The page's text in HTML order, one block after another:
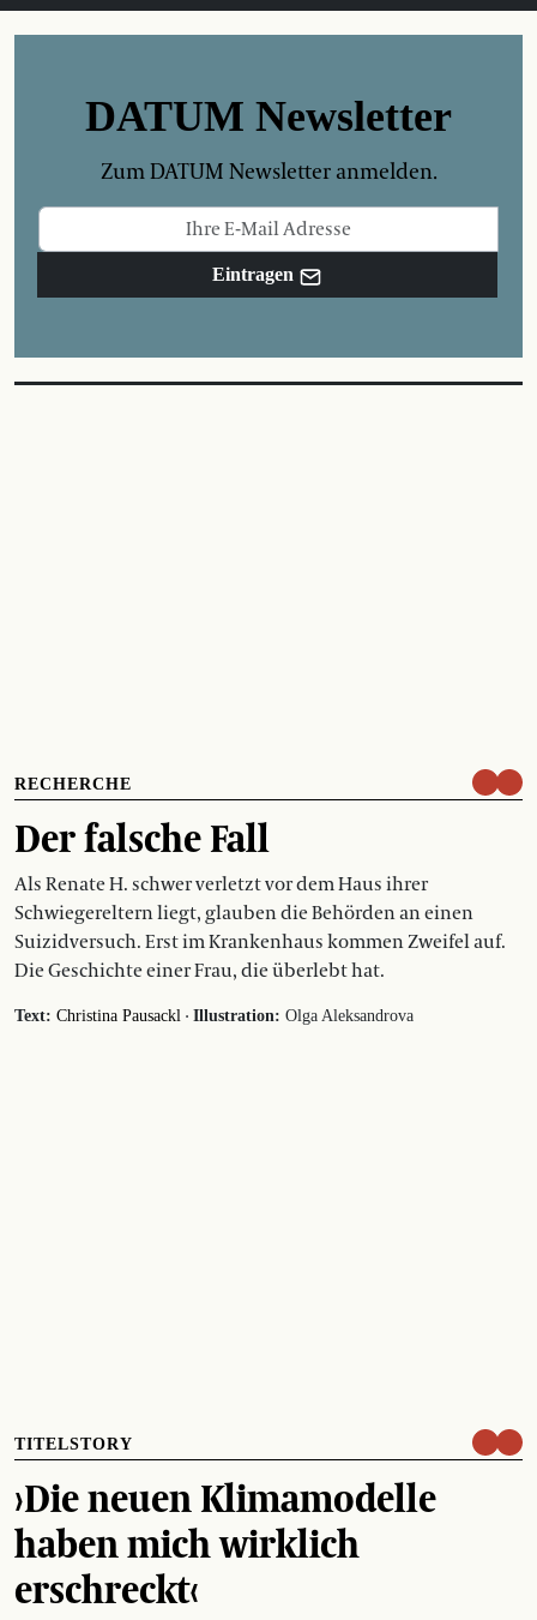
DATUM Newsletter
Zum DATUM Newsletter anmelden.
Eintragen
RECHERCHE
Der falsche Fall
Als Renate H. schwer verletzt vor dem Haus ihrer
Schwiegereltern liegt, glauben die Behörden an einen
Suizidversuch. Erst im Krankenhaus kommen Zweifel auf.
Die Geschichte einer Frau, die überlebt hat.
Text: Christina Pausackl · Illustration: Olga Aleksandrova
TITELSTORY
›Die neuen Klimamodelle
haben mich wirklich
erschreckt‹